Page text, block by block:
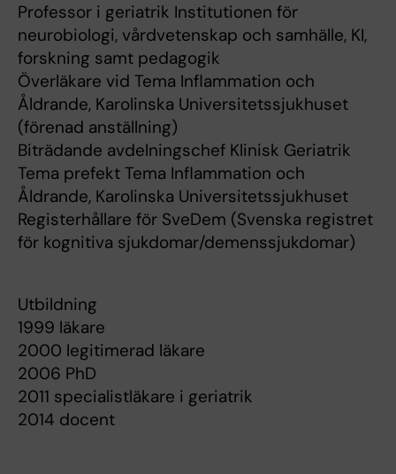
Professor i geriatrik Institutionen för
neurobiologi, vårdvetenskap och samhälle, KI,
forskning samt pedagogik
Överläkare vid Tema Inflammation och
Åldrande, Karolinska Universitetssjukhuset
(förenad anställning)
Biträdande avdelningschef Klinisk Geriatrik
Tema prefekt Tema Inflammation och
Åldrande, Karolinska Universitetssjukhuset
Registerhållare för SveDem (Svenska registret
för kognitiva sjukdomar/demenssjukdomar)
Utbildning
1999 läkare
2000 legitimerad läkare
2006 PhD
2011 specialistläkare i geriatrik
2014 docent